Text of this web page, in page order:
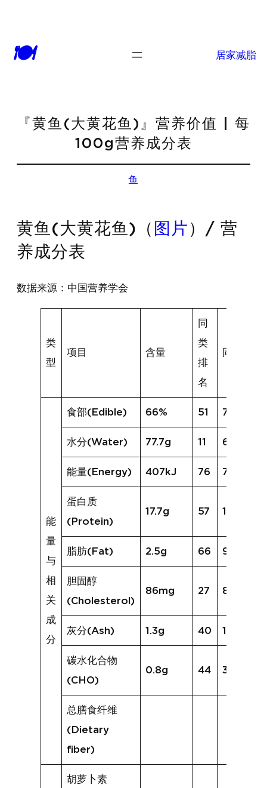
🍽 居家减脂
『黄鱼(大黄花鱼)』营养价值 | 每
100g营养成分表
鱼
黄鱼(大黄花鱼)（ 图片 ）/ 营
养成分表
数据来源：中国营养学会
类
型
项目 含量
同
类
排
名
同类均值
能
量
与
相
关
成
分
食部(Edible) 66% 51 74%
水分(Water) 77.7g 11 67.0g
能量(Energy) 407kJ 76 720kJ
蛋白质
(Protein)
17.7g 57 19.4g
脂肪(Fat) 2.5g 66 9.1g
胆固醇
(Cholesterol)
86mg 27 82mg
灰分(Ash) 1.3g 40 1.7g
碳水化合物
(CHO)
0.8g 44 3.0g
总膳食纤维
(Dietary
fiber)
胡萝卜素